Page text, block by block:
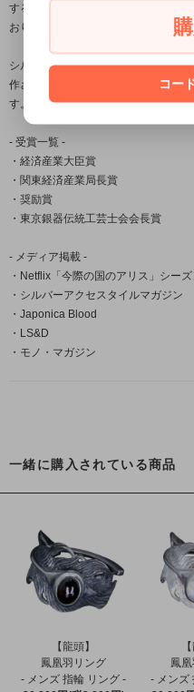
する伝統をコンセプトに身に付ける
おります。
シルバーアクセサリー龍頭は数々の
作され、日本国内だけでなく海外の
す。
- 受賞一覧 -
・経済産業大臣賞
・関東経済産業局長賞
・奨励賞
・東京銀器伝統工芸士会会長賞
- メディア掲載 -
・Netflix「今際の国のアリス」シー
・シルバーアクセスタイルマガジン
・Japonica Blood
・LS&D
・モノ・マガジン
一緒に購入されている商品
【龍頭】
鳳凰羽リング
- メンズ 指輪 リング -
鳳
- メンズ
コー